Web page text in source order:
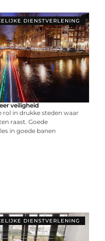
DIENSTVERLENING
veiligheid
rol in drukke steden waar
raast. Goede
in goede banen
DIENSTVERLENING